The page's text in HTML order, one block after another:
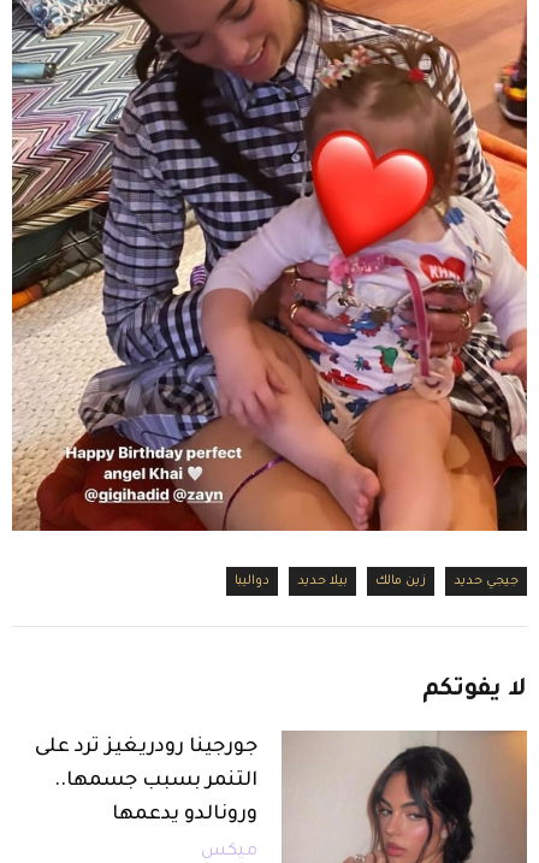
جيجي حديد زين مالك بيلا حديد دواليبا
لا يفوتكم
جورجينا رودريغيز ترد على
التنمر بسبب جسمها..
ورونالدو يدعمها
ميكس